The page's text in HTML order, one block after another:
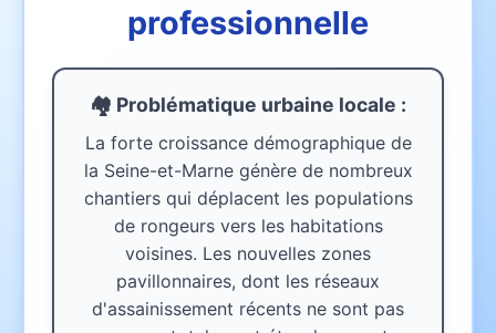
professionnelle
🏘️ Problématique urbaine locale :
La forte croissance démographique de
la Seine-et-Marne génère de nombreux
chantiers qui déplacent les populations
de rongeurs vers les habitations
voisines. Les nouvelles zones
pavillonnaires, dont les réseaux
d'assainissement récents ne sont pas